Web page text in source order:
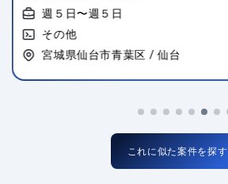
週５日〜週５日
その他
宮城県仙台市青葉区 / 仙台
これに似た案件を探す